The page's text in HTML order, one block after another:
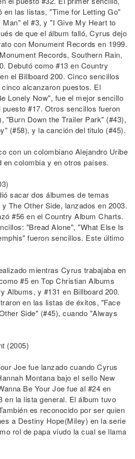
en las listas, "Time for Letting Go"
el #3, y "I Give My Heart to
de que el álbum falló, Cyrus dejo
con Monument Records en 1999.
Records, Southern Rain,
Debutó como #13 en Country
el Billboard 200. Cinco sencillos
alcanzaron puestos. El
Lonely Now", fue el mejor sencillo
#17. Otros sencillos fueron
"Burn Down the Trailer Park" (#43),
(#58), y la canción del titulo (#45).
con un colombiano Alejandro Uribe
en colombia y en otros países.
sacar dos álbumes de temas
The Other Side, lanzados en 2003.
#56 en el Country Album Charts.
"Bread Alone", "What Else Is
fueron sencillos. Este último
mientras Cyrus trabajaba en
#5 en Top Christian Albums
Albums, y #131 en Billboard 200.
en las listas de éxitos, "Face
Side" (#45), cuando "Always
(2005)
Joe fue lanzado cuando Cyrus
Montana bajo el sello New
Be Your Joe fue al #24 en
en la lista general. El álbum tuvo
es reconocido por ser quien
a Destiny Hope(Miley) en la serie
rol de papa viudo la cual se llama